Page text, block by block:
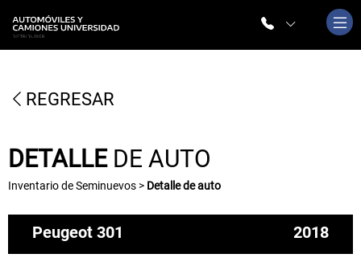
DETALLEDE AUTO
Inventario de Seminuevos > Detalle de auto
REGRESAR
Peugeot 301 2018